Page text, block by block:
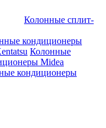
Колонные сплит-
кондиционеры
Колонные
Midea
кондиционеры